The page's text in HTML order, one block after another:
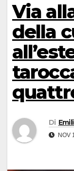
Via
della
Di
NOV